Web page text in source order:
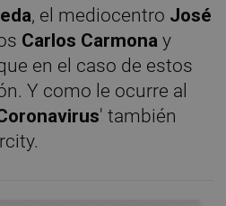
, el mediocentro José
Carlos Carmonay
en el caso de estos
Y como le ocurre al
' también